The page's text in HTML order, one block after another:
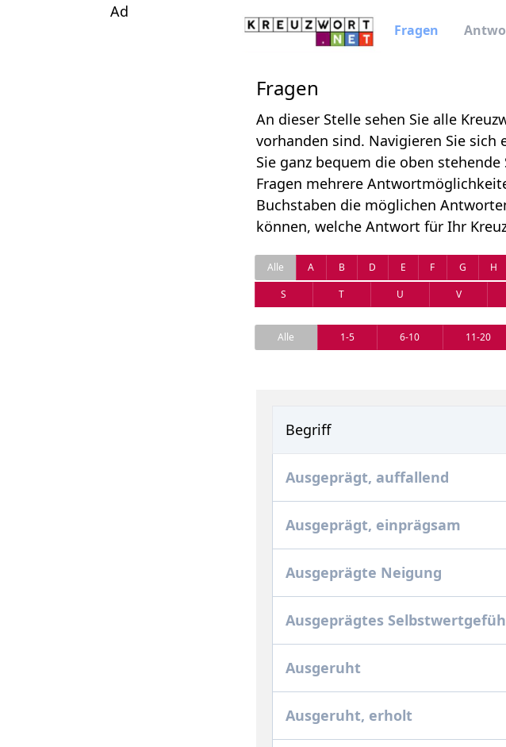
Fragen
Ad
Fragen
An dieser Stelle sehen Sie alle
vorhanden sind. Navigieren Sie sich
Sie ganz bequem die oben
Fragen mehrere
Buchstaben die möglichen
können, welche Antwort für Ihr
Alle A B D E F G H
S
T U V
Alle 1-5 6-10 11-20
Begriff
Ausgeprägt, auffallend
Ausgeprägt, einprägsam
Ausgeprägte Neigung
Ausgeprägtes
Ausgeruht
Ausgeruht, erholt